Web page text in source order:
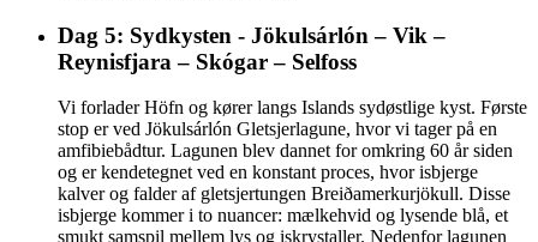
Dag 5: Sydkysten - Jökulsárlón – Vik –
Reynisfjara – Skógar – Selfoss
Vi forlader Höfn og kører langs Islands sydøstlige kyst. Første
stop er ved Jökulsárlón Gletsjerlagune, hvor vi tager på en
amfibiebådtur. Lagunen blev dannet for omkring 60 år siden
og er kendetegnet ved en konstant proces, hvor isbjerge
kalver og falder af gletsjertungen Breiðamerkurjökull. Disse
isbjerge kommer i to nuancer: mælkehvid og lysende blå, et
smukt samspil mellem lys og iskrystaller. Nedenfor lagunen